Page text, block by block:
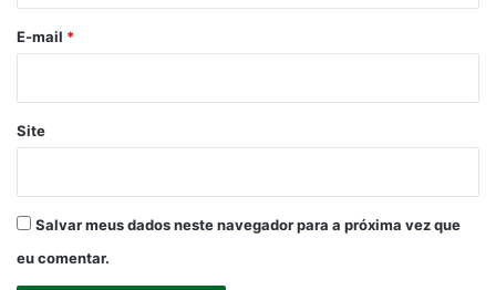
*
E-mail *
Site
Salvar meus dados neste navegador para a próxima vez que
eu comentar.